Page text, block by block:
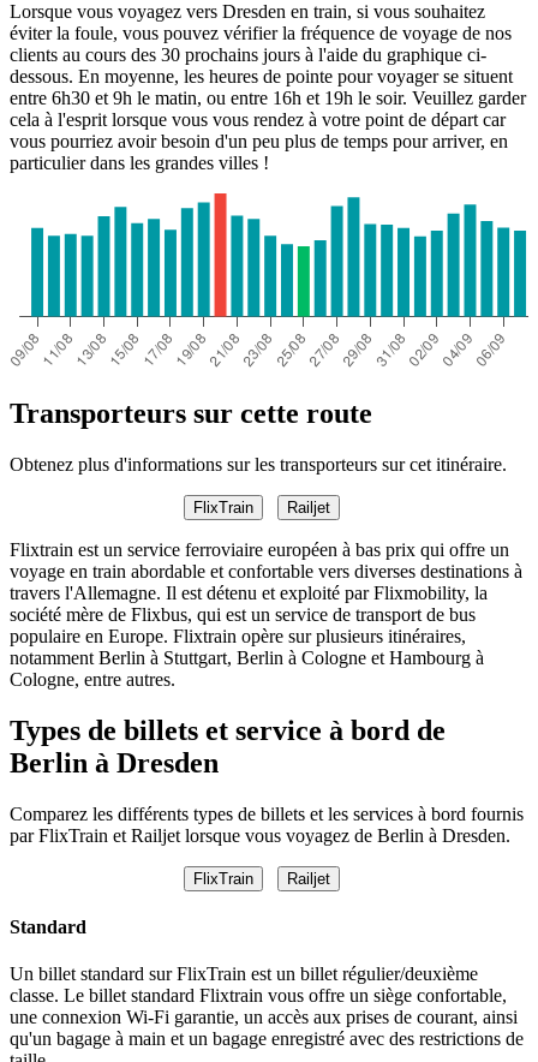
Lorsque vous voyagez vers Dresden en train, si vous souhaitez
éviter la foule, vous pouvez vérifier la fréquence de voyage de nos
clients au cours des 30 prochains jours à l'aide du graphique ci-
dessous. En moyenne, les heures de pointe pour voyager se situent
entre 6h30 et 9h le matin, ou entre 16h et 19h le soir. Veuillez garder
cela à l'esprit lorsque vous vous rendez à votre point de départ car
vous pourriez avoir besoin d'un peu plus de temps pour arriver, en
particulier dans les grandes villes !
Transporteurs sur cette route
Obtenez plus d'informations sur les transporteurs sur cet itinéraire.
FlixTrain Railjet
Flixtrain est un service ferroviaire européen à bas prix qui offre un
voyage en train abordable et confortable vers diverses destinations à
travers l'Allemagne. Il est détenu et exploité par Flixmobility, la
société mère de Flixbus, qui est un service de transport de bus
populaire en Europe. Flixtrain opère sur plusieurs itinéraires,
notamment Berlin à Stuttgart, Berlin à Cologne et Hambourg à
Cologne, entre autres.
Types de billets et service à bord de
Berlin à Dresden
Comparez les différents types de billets et les services à bord fournis
par FlixTrain et Railjet lorsque vous voyagez de Berlin à Dresden.
FlixTrain Railjet
Standard
Un billet standard sur FlixTrain est un billet régulier/deuxième
classe. Le billet standard Flixtrain vous offre un siège confortable,
une connexion Wi-Fi garantie, un accès aux prises de courant, ainsi
qu'un bagage à main et un bagage enregistré avec des restrictions de